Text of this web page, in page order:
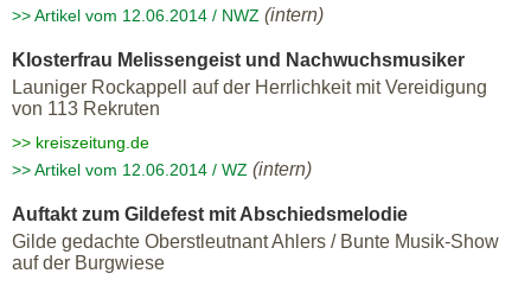
>> Artikel vom 12.06.2014 / NWZ (intern)
Klosterfrau Melissengeist und Nachwuchsmusiker
Launiger Rockappell auf der Herrlichkeit mit Vereidigung
von 113 Rekruten
>> kreiszeitung.de
>> Artikel vom 12.06.2014 / WZ (intern)
Auftakt zum Gildefest mit Abschiedsmelodie
Gilde gedachte Oberstleutnant Ahlers / Bunte Musik-Show
auf der Burgwiese